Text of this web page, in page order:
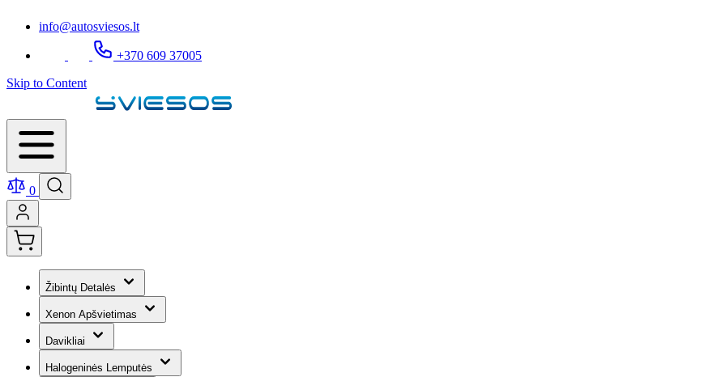
info@autosviesos.lt
+370 609 37005
Skip to Content
0
Žibintų Detalės
Xenon Apšvietimas
Davikliai
Halogeninės Lemputės